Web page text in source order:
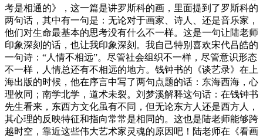
考是相通的》，这一篇是讲罗斯科的画，里面提到了罗斯科的
两句话，其中有一句是：无论对于画家、诗人、还是音乐家，
他们对生命最基本的思考没有什么不一样。这是一句让陆老师
印象深刻的话，也让我印象深刻。我自己特别喜欢宋代吕皓的
一句诗：“人情不相远”。尽管社会组织不一样，尽管意识形态
不一样，人情总还有不相远的地方。钱钟书的《谈艺录》在上
海出版的时候，他在序言中写了两句点题的话：东海西海，心
理攸同；南学北学，道术未裂。刘梦溪解释这句话：在钱钟书
先生看来，东西方文化虽有不同，但无论东方人还是西方人，
其心理的反映特征和指向常常是相同的。这也是陆老师能够跨
越时空，靠近这些伟大艺术家灵魂的原因吧！陆老师在《看画